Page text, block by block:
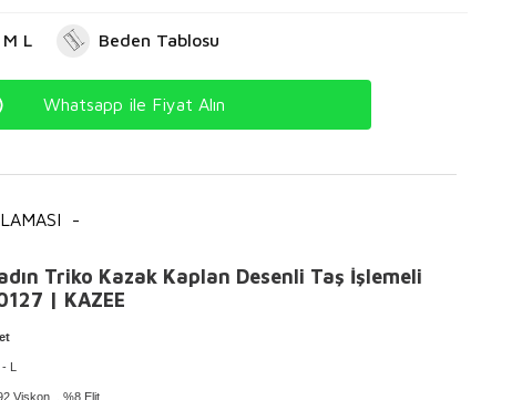
L Beden Tablosu
Whatsapp ile Fiyat Alın
-
Triko Kazak Kaplan Desenli Taş İşlemeli
| KAZEE
L
Viskon , %8 Elit